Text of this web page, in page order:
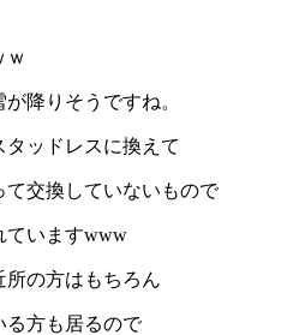
ｗ
降りそうですね。
ッドレスに換えて
て交換していないもので
ていますwww
所の方はもちろん
る方も居るので